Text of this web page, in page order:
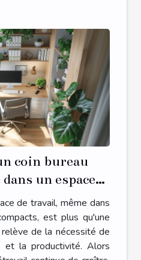
coin bureau
un espace
de travail, même dans
est plus qu'une
de la nécessité de
et la productivité. Alors